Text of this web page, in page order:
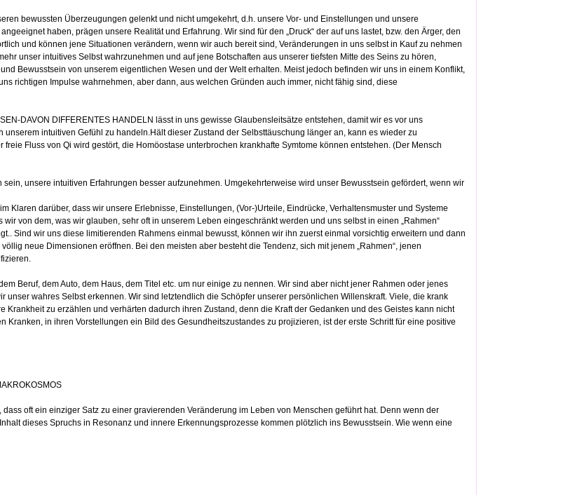
bewussten Überzeugungen gelenkt und nicht umgekehrt, d.h. unsere Vor- und Einstellungen und unsere
haben, prägen unsere Realität und Erfahrung. Wir sind für den „Druck“ der auf uns lastet, bzw. den Ärger, den
und können jene Situationen verändern, wenn wir auch bereit sind, Veränderungen in uns selbst in Kauf zu nehmen
unser intuitives Selbst wahrzunehmen und auf jene Botschaften aus unserer tiefsten Mitte des Seins zu hören,
Bewusstsein von unserem eigentlichen Wesen und der Welt erhalten. Meist jedoch befinden wir uns in einem Konflikt,
richtigen Impulse wahrnehmen, aber dann, aus welchen Gründen auch immer, nicht fähig sind, diese
DAVON DIFFERENTES HANDELN lässt in uns gewisse Glaubensleitsätze entstehen, damit wir es vor uns
intuitiven Gefühl zu handeln.Hält dieser Zustand der Selbsttäuschung länger an, kann es wieder zu
Fluss von Qi wird gestört, die Homöostase unterbrochen krankhafte Symtome können entstehen. (Der Mensch
sein, unsere intuitiven Erfahrungen besser aufzunehmen. Umgekehrterweise wird unser Bewusstsein gefördert, wenn wir
Klaren darüber, dass wir unsere Erlebnisse, Einstellungen, (Vor-)Urteile, Eindrücke, Verhaltensmuster und Systeme
von dem, was wir glauben, sehr oft in unserem Leben eingeschränkt werden und uns selbst in einen „Rahmen“
Sind wir uns diese limitierenden Rahmens einmal bewusst, können wir ihn zuerst einmal vorsichtig erweitern und dann
neue Dimensionen eröffnen. Bei den meisten aber besteht die Tendenz, sich mit jenem „Rahmen“, jenen
Beruf, dem Auto, dem Haus, dem Titel etc. um nur einige zu nennen. Wir sind aber nicht jener Rahmen oder jenes
unser wahres Selbst erkennen. Wir sind letztendlich die Schöpfer unserer persönlichen Willenskraft. Viele, die krank
Krankheit zu erzählen und verhärten dadurch ihren Zustand, denn die Kraft der Gedanken und des Geistes kann nicht
Kranken, in ihren Vorstellungen ein Bild des Gesundheitszustandes zu projizieren, ist der erste Schritt für eine positive
oft ein einziger Satz zu einer gravierenden Veränderung im Leben von Menschen geführt hat. Denn wenn der
dieses Spruchs in Resonanz und innere Erkennungsprozesse kommen plötzlich ins Bewusstsein. Wie wenn eine